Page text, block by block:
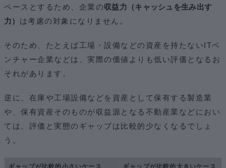
ベースとするため、企業の収益力（キャッシュを生み出す
力） は考慮の対象になりません。
そのため、たとえば工場・設備などの資産を持たないITベ
ンチャー企業などは、実際の価値よりも低い評価となるお
それがあります。
逆に、在庫や工場設備などを資産として保有する製造業
や、保有資産そのものが収益源となる不動産業などにおい
ては、評価と実態のギャップは比較的少なくなるでしょ
う。
ギャップが比較的小さいケース ギャップが比較的大きいケース